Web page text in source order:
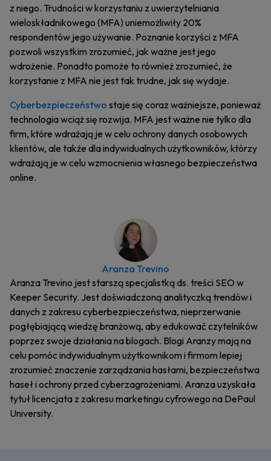
z niego. Trudności w korzystaniu z uwierzytelniania
wieloskładnikowego (MFA) uniemożliwiły 20%
respondentów jego używanie. Poznanie korzyści z MFA
pozwoli wszystkim zrozumieć, jak ważne jest jego
wdrożenie. Ponadto pomoże to również zrozumieć, że
korzystanie z MFA nie jest tak trudne, jak się wydaje.
Cyberbezpieczeństwo staje się coraz ważniejsze, ponieważ
technologia wciąż się rozwija. MFA jest ważne nie tylko dla
firm, które wdrażają je w celu ochrony danych osobowych
klientów, ale także dla indywidualnych użytkowników, którzy
wdrażają je w celu wzmocnienia własnego bezpieczeństwa
online.
Aranza Trevino
Aranza Trevino jest starszą specjalistką ds. treści SEO w
Keeper Security. Jest doświadczoną analityczką trendów i
danych z zakresu cyberbezpieczeństwa, nieprzerwanie
pogłębiającą wiedzę branżową, aby edukować czytelników
poprzez swoje działania na blogach. Blogi Aranzy mają na
celu pomóc indywidualnym użytkownikom i firmom lepiej
zrozumieć znaczenie zarządzania hasłami, bezpieczeństwa
haseł i ochrony przed cyberzagrożeniami. Aranza uzyskała
tytuł licencjata z zakresu marketingu cyfrowego na DePaul
University.